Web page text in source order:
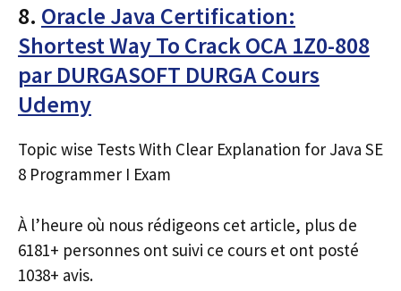
8. Oracle Java Certification:
Shortest Way To Crack OCA 1Z0-808
par DURGASOFT DURGA Cours
Udemy
Topic wise Tests With Clear Explanation for Java SE
8 Programmer I Exam
À l’heure où nous rédigeons cet article, plus de
6181+ personnes ont suivi ce cours et ont posté
1038+ avis.